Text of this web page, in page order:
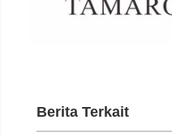
Berita Terkait